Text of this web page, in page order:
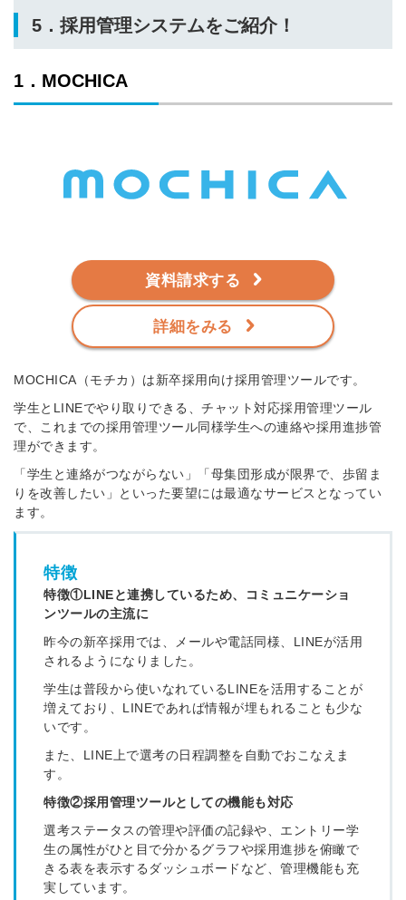
5．採用管理システムをご紹介！
1．MOCHICA
資料請求する
詳細をみる
MOCHICA（モチカ）は新卒採用向け採用管理ツールです。
学生とLINEでやり取りできる、チャット対応採用管理ツール
で、これまでの採用管理ツール同様学生への連絡や採用進捗管
理ができます。
「学生と連絡がつながらない」「母集団形成が限界で、歩留ま
りを改善したい」といった要望には最適なサービスとなってい
ます。
特徴
特徴①LINEと連携しているため、コミュニケーショ
ンツールの主流に
昨今の新卒採用では、メールや電話同様、LINEが活用
されるようになりました。
学生は普段から使いなれているLINEを活用することが
増えており、LINEであれば情報が埋もれることも少な
いです。
また、LINE上で選考の日程調整を自動でおこなえま
す。
特徴②採用管理ツールとしての機能も対応
選考ステータスの管理や評価の記録や、エントリー学
生の属性がひと目で分かるグラフや採用進捗を俯瞰で
きる表を表示するダッシュボードなど、管理機能も充
実しています。